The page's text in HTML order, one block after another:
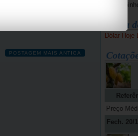
POSTAGEM MAIS ANTIGA
Bolsa
Dólar Hoje
Preço
Fech. 20/